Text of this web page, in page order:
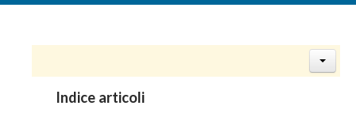
Indice articoli